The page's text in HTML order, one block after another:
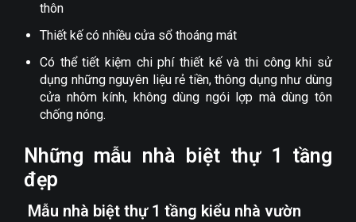
thôn
Thiết kế có nhiều cửa sổ thoáng mát
Có thể tiết kiệm chi phí thiết kế và thi công khi sử
dụng những nguyên liệu rẻ tiền, thông dụng như dùng
cửa nhôm kính, không dùng ngói lợp mà dùng tôn
chống nóng.
Những mẫu nhà biệt thự 1 tầng
đẹp
Mẫu nhà biệt thự 1 tầng kiểu nhà vườn